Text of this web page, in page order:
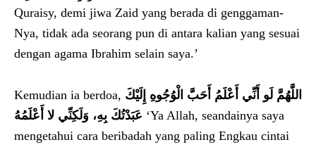
Quraisy, demi jiwa Zaid yang berada di genggaman-
Nya, tidak ada seorang pun di antara kalian yang sesuai
dengan agama Ibrahim selain saya.’
Kemudian ia berdoa, اللَّهُمَّ لَو أَنِّي أَعْلَمُ أَحَبَّ الْوُجُوهِ إِلَيْكَ
عَبَدْتُكَ بِهِ، وَلَكِنِّي لا أَعْلَمُهُ ‘Ya Allah, seandainya saya
mengetahui cara beribadah yang paling Engkau cintai